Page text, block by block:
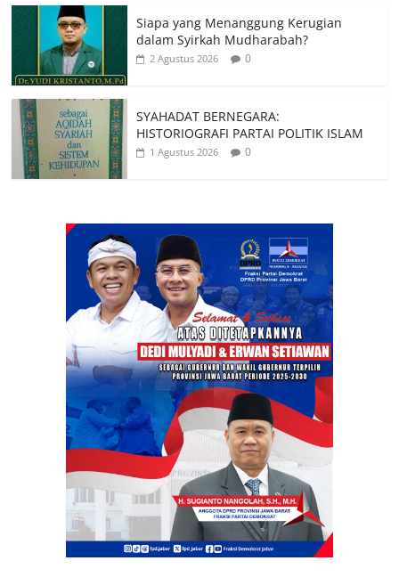
Siapa yang Menanggung Kerugian
dalam Syirkah Mudharabah?
2 Agustus 2026 0
SYAHADAT BERNEGARA:
HISTORIOGRAFI PARTAI POLITIK ISLAM
1 Agustus 2026 0